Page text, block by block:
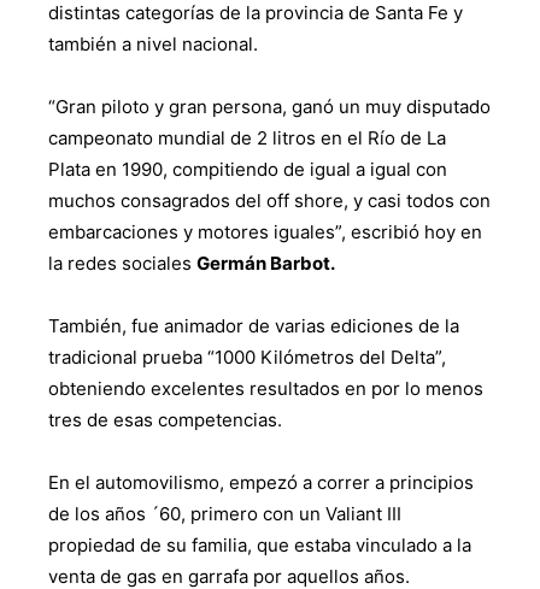
distintas categorías de la provincia de Santa Fe y
también a nivel nacional.
“Gran piloto y gran persona, ganó un muy disputado
campeonato mundial de 2 litros en el Río de La
Plata en 1990, compitiendo de igual a igual con
muchos consagrados del off shore, y casi todos con
embarcaciones y motores iguales”, escribió hoy en
la redes sociales Germán Barbot.
También, fue animador de varias ediciones de la
tradicional prueba “1000 Kilómetros del Delta”,
obteniendo excelentes resultados en por lo menos
tres de esas competencias.
En el automovilismo, empezó a correr a principios
de los años ´60, primero con un Valiant III
propiedad de su familia, que estaba vinculado a la
venta de gas en garrafa por aquellos años.